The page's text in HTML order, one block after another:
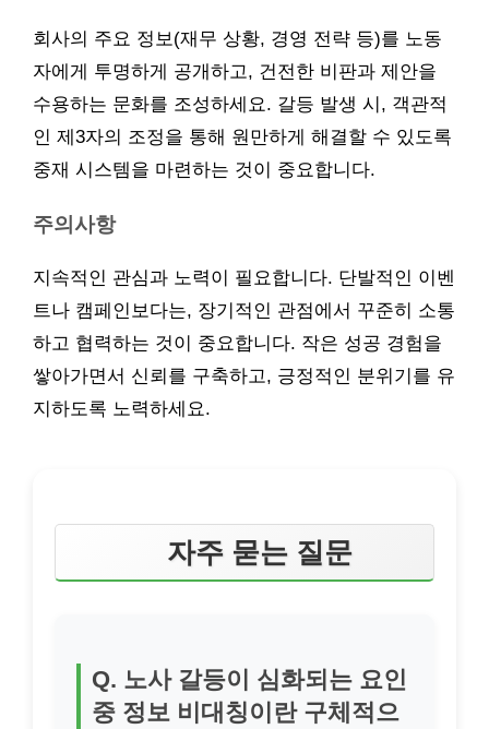
회사의 주요 정보(재무 상황, 경영 전략 등)를 노동
자에게 투명하게 공개하고, 건전한 비판과 제안을
수용하는 문화를 조성하세요. 갈등 발생 시, 객관적
인 제3자의 조정을 통해 원만하게 해결할 수 있도록
중재 시스템을 마련하는 것이 중요합니다.
주의사항
지속적인 관심과 노력이 필요합니다. 단발적인 이벤
트나 캠페인보다는, 장기적인 관점에서 꾸준히 소통
하고 협력하는 것이 중요합니다. 작은 성공 경험을
쌓아가면서 신뢰를 구축하고, 긍정적인 분위기를 유
지하도록 노력하세요.
자주 묻는 질문
Q. 노사 갈등이 심화되는 요인
중 정보 비대칭이란 구체적으